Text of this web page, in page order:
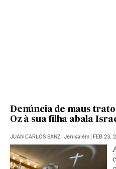
Denúncia de maus
Oz à sua filha abala
JUAN CARLOS SANZ | Jerusalém | FEB 23,